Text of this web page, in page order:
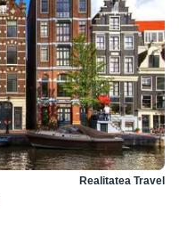
Realitatea Travel